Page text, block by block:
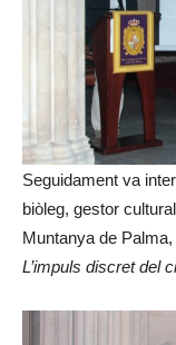
Seguidament va
biòleg, gestor
Muntanya de
L’impuls discret del